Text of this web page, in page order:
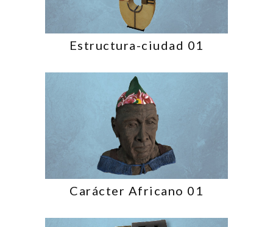
Estructura-ciudad 01
Carácter Africano 01